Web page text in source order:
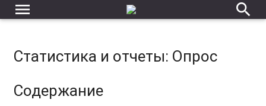
menu search
Статистика и отчеты: Опрос
Содержание